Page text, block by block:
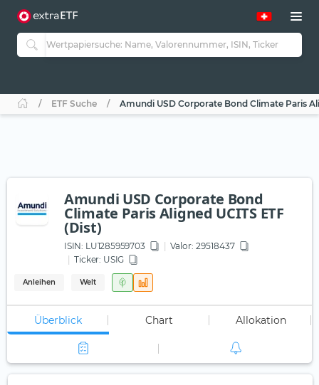
ETF Suche Amundi USD Corporate Bond Climate Paris
Amundi USD Corporate Bond
Climate Paris Aligned UCITS ETF
(Dist)
ISIN: LU1285959703
Valor: 29518437
Ticker: USIG
Anleihen Welt
Überblick Chart Allokation